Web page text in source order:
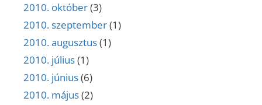
2010. október(3)
2010. szeptember(1)
2010. augusztus(1)
2010. július(1)
2010. június(6)
2010. május(2)